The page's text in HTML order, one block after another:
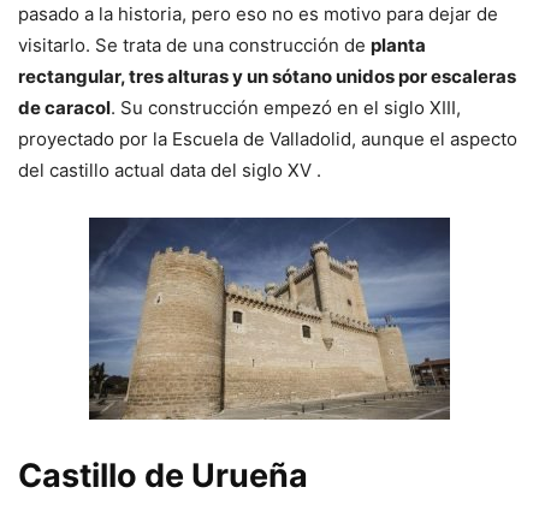
pasado a la historia, pero eso no es motivo para dejar de
visitarlo. Se trata de una construcción de planta
rectangular, tres alturas y un sótano unidos por escaleras
de caracol. Su construcción empezó en el siglo XIII,
proyectado por la Escuela de Valladolid, aunque el aspecto
del castillo actual data del siglo XV .
Castillo de Urueña